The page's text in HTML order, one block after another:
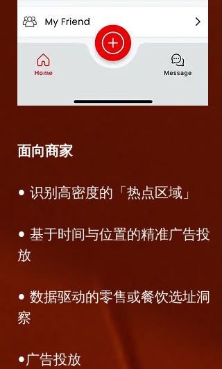
面向商家
• 识别高密度的「热点区域」
• 基于时间与位置的精准广告投
放
• 数据驱动的零售或餐饮选址洞
察
•广告投放